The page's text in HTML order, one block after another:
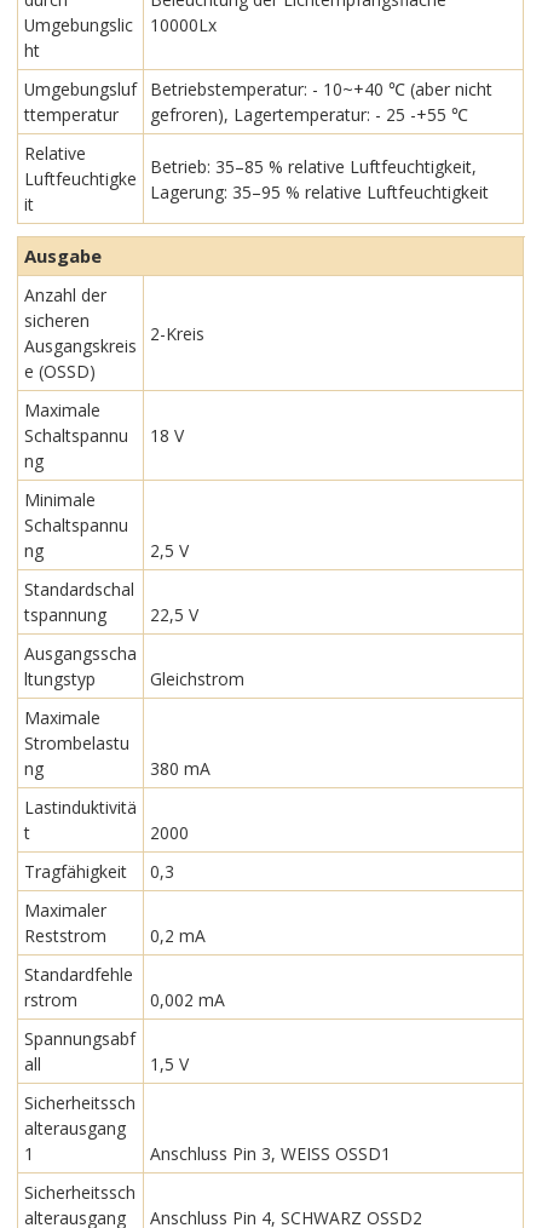
Umgebungslic
ht
10000Lx
Umgebungsluf
ttemperatur
Betriebstemperatur: - 10~+40 ℃ (aber nicht
gefroren), Lagertemperatur: - 25 -+55 ℃
Relative
Luftfeuchtigke
it
Betrieb: 35–85 % relative Luftfeuchtigkeit,
Lagerung: 35–95 % relative Luftfeuchtigkeit
Ausgabe
Anzahl der
sicheren
Ausgangskreis
e (OSSD)
2-Kreis
Maximale
Schaltspannu
ng
18 V
Minimale
Schaltspannu
ng
2,5 V
Standardschal
tspannung
22,5 V
Ausgangsscha
ltungstyp
Gleichstrom
Maximale
Strombelastu
ng
380 mA
Lastinduktivitä
t
2000
Tragfähigkeit
0,3
Maximaler
Reststrom
0,2 mA
Standardfehle
rstrom
0,002 mA
Spannungsabf
all
1,5 V
Sicherheitssch
alterausgang
1
Anschluss Pin 3, WEISS OSSD1
Sicherheitssch
alterausgang
Anschluss Pin 4, SCHWARZ OSSD2